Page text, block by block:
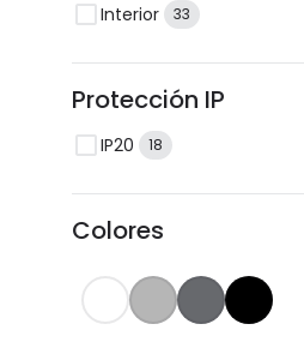
Interior 33
Protección IP
IP20 18
Colores